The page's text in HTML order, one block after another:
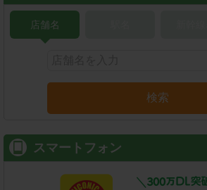
店舗名
検索
スマートフォン